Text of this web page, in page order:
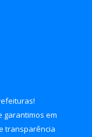
!
garantimos em
transparência